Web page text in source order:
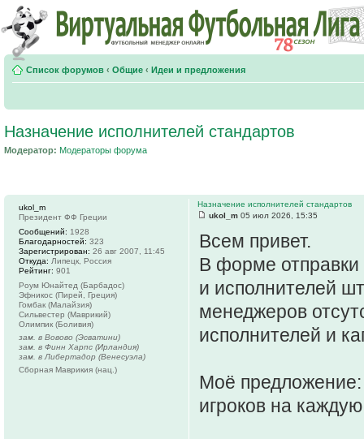
Список форумов ‹ Общие ‹ Идеи и предложения
Назначение исполнителей стандартов
Модератор: Модераторы форума
Назначение исполнителей стандартов
ukol_m 05 июл 2026, 15:35
Всем привет.
В форме отправки
и исполнителей
менеджеров
исполнителей и
Моё предложение:
игроков на
ukol_m
Президент ФФ Греции
Сообщений: 1928
Благодарностей: 323
Зарегистрирован: 26 авг 2007, 11:45
Откуда: Липецк, Россия
Рейтинг: 901
Роум Юнайтед (Барбадос)
Эфникос (Пирей, Греция)
Гомбак (Малайзия)
Сильвестер (Маврикий)
Олимпик (Боливия)
зам. в Вовово (Эсватини)
зам. в Финн Харпс (Ирландия)
зам. в Либертадор (Венесуэла)
Сборная Маврикия (нац.)